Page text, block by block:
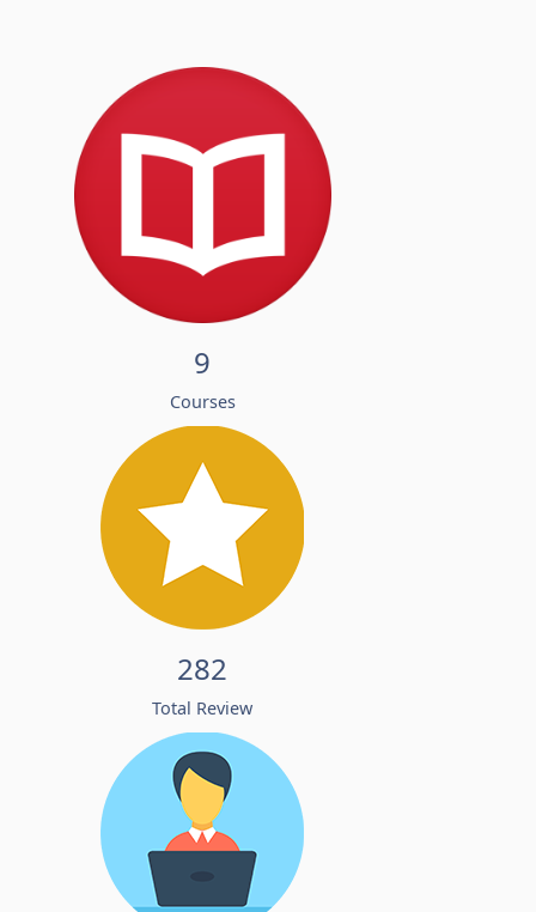
9
Courses
282
Total Review